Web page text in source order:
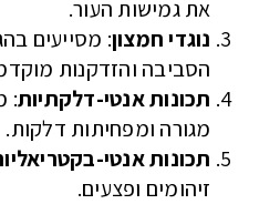
את גמישות העור.
נוגדי חמצון: מסייעים
הסביבה והזדקנות
תכונות אנטי-דלקתיות:
מגורה ומפחיתות דלקות.
תכונות אנטי-
זיהומים ופצעים.